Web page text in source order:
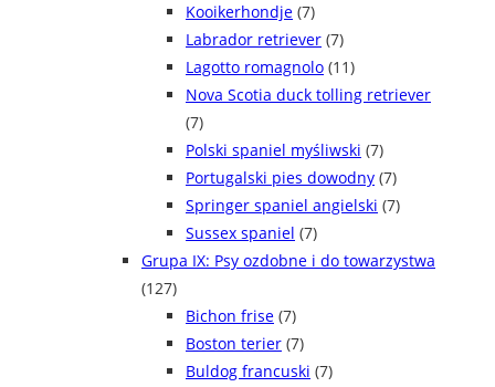
Kooikerhondje (7)
Labrador retriever (7)
Lagotto romagnolo (11)
Nova Scotia duck tolling retriever
(7)
Polski spaniel myśliwski (7)
Portugalski pies dowodny (7)
Springer spaniel angielski (7)
Sussex spaniel (7)
Grupa IX: Psy ozdobne i do towarzystwa
(127)
Bichon frise (7)
Boston terier (7)
Buldog francuski (7)